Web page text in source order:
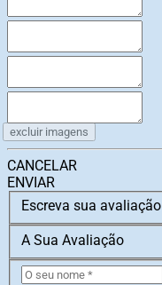
excluir imagens
CANCELAR
ENVIAR
Escreva sua avaliação
A Sua Avaliação